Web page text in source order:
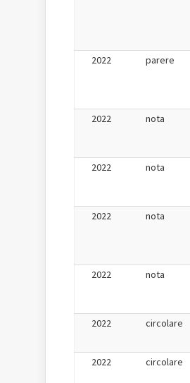
2022 parere
2022 nota
2022 nota
2022 nota
2022 nota
2022 circolare
2022 circolare